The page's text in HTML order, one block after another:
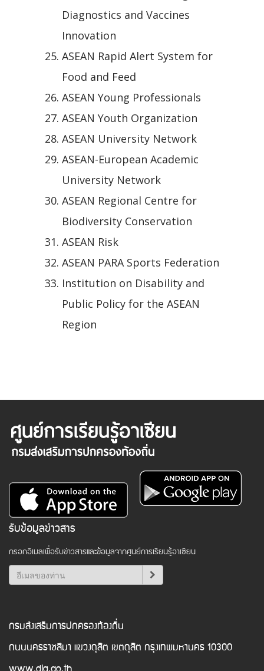
Diagnostics and Vaccines
Innovation
ASEAN Rapid Alert System for
Food and Feed
ASEAN Young Professionals
ASEAN Youth Organization
ASEAN University Network
ASEAN-European Academic
University Network
ASEAN Regional Centre for
Biodiversity Conservation
ASEAN Risk
ASEAN PARA Sports Federation
Institution on Disability and
Public Policy for the ASEAN
Region
รับข้อมูลข่าวสาร
กรอกอีเมลเพื่อรับข่าวสารและข้อมูลจากศูนย์การเรียนรู้อาเซียน
กรมส่งเสริมการปกครองท้องถิ่น
ถนนนครราชสีมา แขวงดุสิต เขตดุสิต กรุงเทพมหานคร 10300